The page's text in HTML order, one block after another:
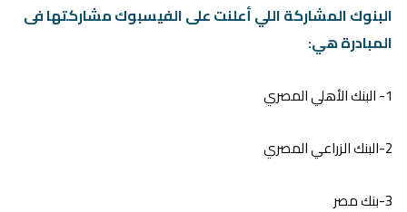
البنوك المشاركة اللي أعلنت على الفيسبوك مشاركتها فى
المبادرة هي:
1- البنك الأهلي المصري
2-البنك الزراعي المصري
3-بنك مصر